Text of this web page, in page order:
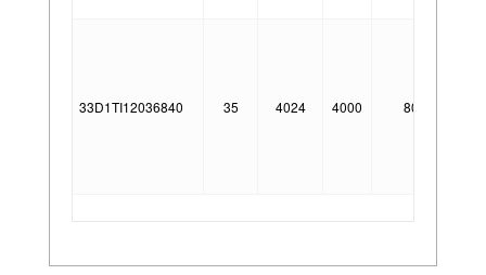
33D1TI12036840 35 4024 4000 80°